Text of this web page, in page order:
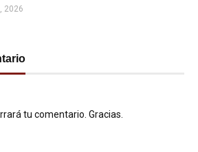
2026
tu comentario. Gracias.